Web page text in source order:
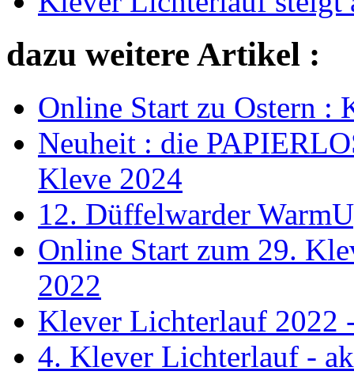
dazu weitere Artikel :
Online Start zu Ostern :
Neuheit : die
Kleve 2024
12. Düffelwarder
Online Start zum 29.
2022
Klever Lichterlauf 2022
4. Klever Lichterlauf -